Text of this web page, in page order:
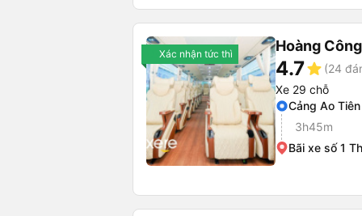
Xác nhận tức thì Hoàng Công
4.7star (24
Xe 29 chỗ
Cảng Ao Tiên
3h45m
Bãi xe số 1